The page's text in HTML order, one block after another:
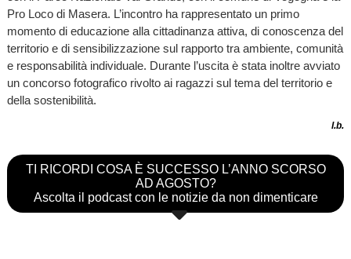
Pro Loco di Masera. L’incontro ha rappresentato un primo
momento di educazione alla cittadinanza attiva, di conoscenza del
territorio e di sensibilizzazione sul rapporto tra ambiente, comunità
e responsabilità individuale. Durante l’uscita è stata inoltre avviato
un concorso fotografico rivolto ai ragazzi sul tema del territorio e
della sostenibilità.
l.b.
TI RICORDI COSA È SUCCESSO L’ANNO SCORSO
AD AGOSTO?
Ascolta il podcast con le notizie da non dimenticare